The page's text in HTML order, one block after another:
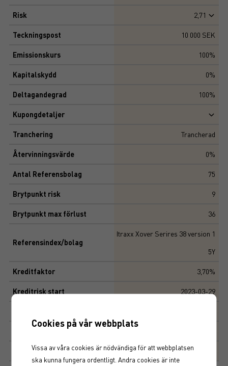
Risk 2,71
Teckningspost 10 000 SEK
Emissionskurs 100%
Kapitalskydd 0%
Deltagandegrad 100%
Kupongdetaljer
Tranchering Trancherad
Återvinningsvärde 0%
Antal Referensbolag 75
Brytpunkt risk 9
Brytpunkt max förlust 36
Referensindex/bolag
Itraxx Xover Serires 38 version 1
5Y
Kreditfaktor 3,70%
Kreditrisk start 2023-03-29
Produktegenskaper
Cookies på vår webbplats
Vissa av våra cookies är nödvändiga för att webbplatsen
ska kunna fungera ordentligt. Andra cookies är inte